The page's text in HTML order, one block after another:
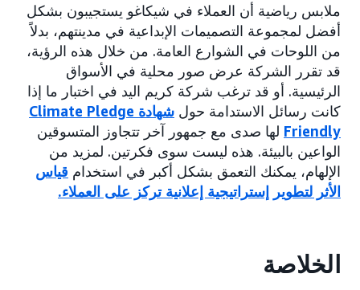
ملابس رياضية أن العملاء في شيكاغو يستجيبون بشكل
أفضل لمجموعة التصميمات الإبداعية في مدينتهم، بدلاً
من اللوحات في الشوارع العامة. من خلال هذه الرؤية،
قد تقرر الشركة عرض صور محلية في الأسواق
الرئيسية. أو قد ترغب شركة كريم اليد في اختبار ما إذا
كانت رسائل الاستدامة حول
شهادة Climate Pledge
Friendly لها صدى مع جمهور آخر تتجاوز المتسوقين
الواعين بالبيئة. هذه ليست سوى فكرتين. لمزيد من
الإلهام، يمكنك التعمق بشكل أكبر في استخدام قياس
الأثر لتطوير إستراتيجية إعلانية تركز على العملاء.
الخلاصة